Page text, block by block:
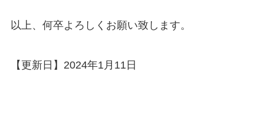
以上、何卒よろしくお願い致します。
【更新日】2024年1月11日